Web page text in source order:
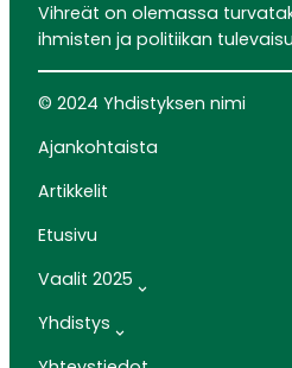
Vihreät on olemassa
ihmisten ja politiikan
© 2024 Yhdistyksen nimi
Ajankohtaista
Artikkelit
Etusivu
Vaalit 2025
Yhdistys